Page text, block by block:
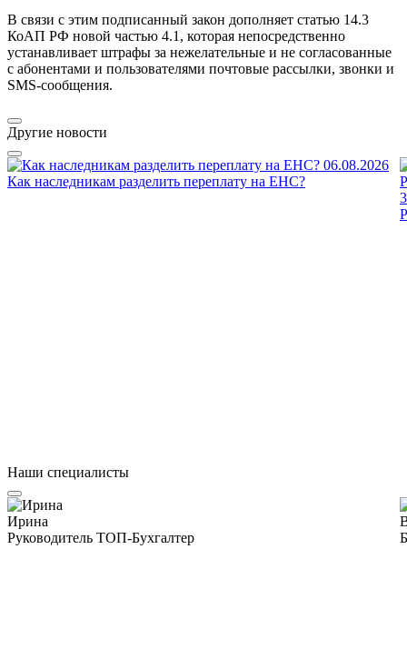
В связи с этим подписанный закон дополняет статью 14.3
КоАП РФ новой частью 4.1, которая непосредственно
устанавливает штрафы за нежелательные и не согласованные
с абонентами и пользователями почтовые рассылки, звонки и
SMS-сообщения.
Другие новости
06.08.2026
Как наследникам разделить переплату на ЕНС?
Наши специалисты
Ирина
Руководитель ТОП-Бухгалтер